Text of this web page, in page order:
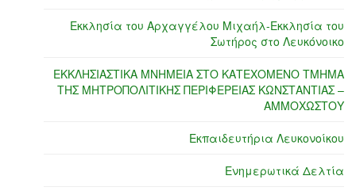
Εκκλησία του Αρχαγγέλου Μιχαήλ-Εκκλησία του
Σωτήρος στο Λευκόνοικο
ΕΚΚΛΗΣΙΑΣΤΙΚΑ ΜΝΗΜΕΙΑ ΣΤΟ ΚΑΤΕΧΟΜΕΝΟ ΤΜΗΜΑ
ΤΗΣ ΜΗΤΡΟΠΟΛΙΤΙΚΗΣ ΠΕΡΙΦΕΡΕΙΑΣ ΚΩΝΣΤΑΝΤΙΑΣ –
ΑΜΜΟΧΩΣΤΟΥ
Εκπαιδευτήρια Λευκονοίκου
Ενημερωτικά Δελτία